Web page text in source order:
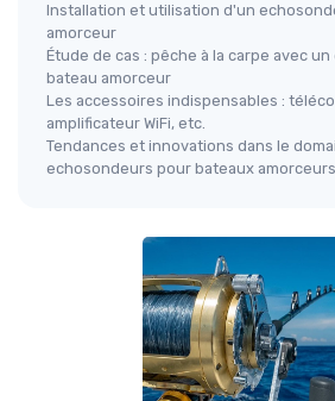
Installation et utilisation d'un
amorceur
Étude de cas : pêche à la carpe avec
bateau amorceur
Les accessoires indispensables :
amplificateur WiFi, etc.
Tendances et innovations dans le
echosondeurs pour bateaux amorceurs